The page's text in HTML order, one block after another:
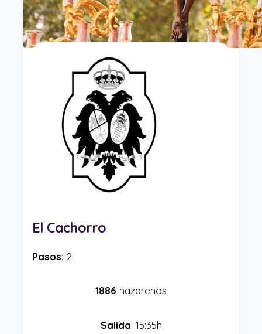
El Cachorro
Pasos: 2
1886 nazarenos
Salida: 15:35h